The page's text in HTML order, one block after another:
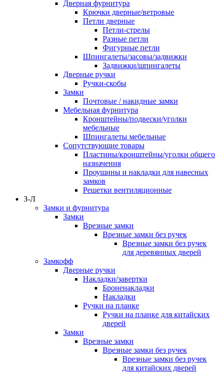
Дверная фурнитура
Крючки дверные/ветровые
Петли дверные
Петли-стрелы
Разные петли
Фигурные петли
Шпингалеты/засовы/задвижки
Задвижки/шпингалеты
Дверные ручки
Ручки-скобы
Замки
Почтовые / накидные замки
Мебельная фурнитура
Кронштейны/подвески/уголки
мебельные
Шпингалеты мебельные
Сопутствующие товары
Пластины/кронштейны/уголки общего
назначения
Проушины и накладки для навесных
замков
Решетки вентиляционные
З-Л
Замки и фурнитура
Замки
Врезные замки
Врезные замки без ручек
Врезные замки без ручек
для деревянных дверей
Замкофф
Дверные ручки
Накладки/завертки
Броненакладки
Накладки
Ручки на планке
Ручки на планке для китайских
дверей
Замки
Врезные замки
Врезные замки без ручек
Врезные замки без ручек
для китайских дверей